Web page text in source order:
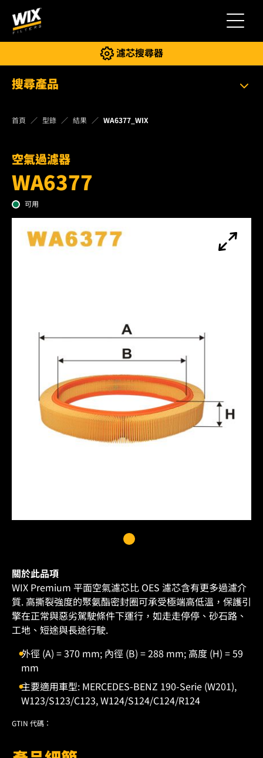
切換導航
濾芯搜尋器
搜尋產品
首頁 型錄 結果 WA6377_WIX
空氣過濾器
WA6377
可用
關於此品項
WIX Premium 平面空氣濾芯比 OES 濾芯含有更多過濾介
質. 高撕裂強度的聚氨酯密封圈可承受極端高低溫，保護引
擎在正常與惡劣駕駛條件下運行，如走走停停、砂石路、
工地、短途與長途行駛.
外徑 (A) = 370 mm; 內徑 (B) = 288 mm; 高度 (H) = 59
mm
主要適用車型: MERCEDES-BENZ 190-Serie (W201),
W123/S123/C123, W124/S124/C124/R124
GTIN 代碼：